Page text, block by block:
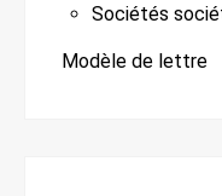
Sociétés
Modèle de lettre